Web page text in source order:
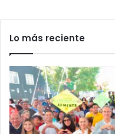
Lo más reciente